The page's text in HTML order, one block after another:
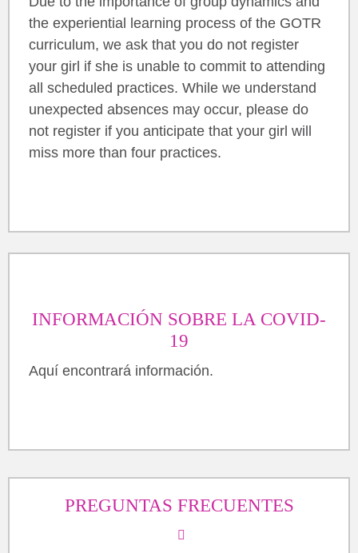
the experiential learning process of the GOTR
curriculum, we ask that you do not register
your girl if she is unable to commit to attending
all scheduled practices. While we understand
unexpected absences may occur, please do
not register if you anticipate that your girl will
miss more than four practices.
INFORMACIÓN SOBRE LA COVID-
19
Aquí encontrará información.
PREGUNTAS FRECUENTES